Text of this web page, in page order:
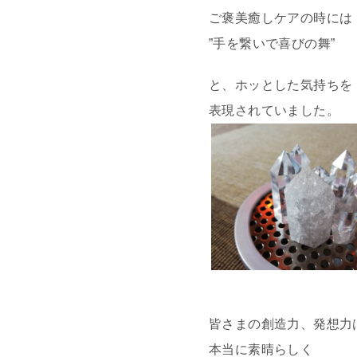
ご褒美癒しケアの時には
”手を繋いで喜びの舞”
と、ホッとした気持ちを
表現されていました。
皆さまの創造力、発想力
本当に素晴らしく